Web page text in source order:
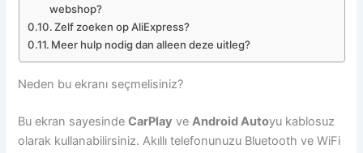
webshop?
Zelf zoeken op AliExpress?
Meer hulp nodig dan alleen deze uitleg?
Neden bu ekranı seçmelisiniz?
Bu ekran sayesindeCarPlay veAndroid Autoyu kablosuz
olarak kullanabilirsiniz. Akıllı telefonunuzu Bluetooth ve WiFi